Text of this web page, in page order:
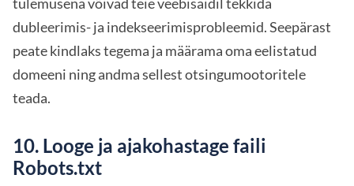
dubleerimis- ja indekseerimisprobleemid. Seepärast
peate kindlaks tegema ja määrama oma eelistatud
domeeni ning andma sellest otsingumootoritele
teada.
10. Looge ja ajakohastage faili
Robots.txt